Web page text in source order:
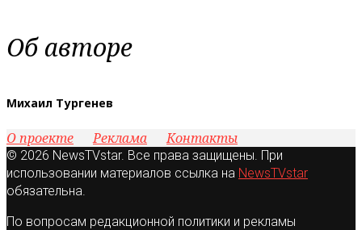
Об авторе
Михаил Тургенев
О проекте Реклама Контакты
© 2026 NewsTVstar. Все права защищены. При
использовании материалов ссылка на NewsTVstar
обязательна.
По вопросам редакционной политики и рекламы